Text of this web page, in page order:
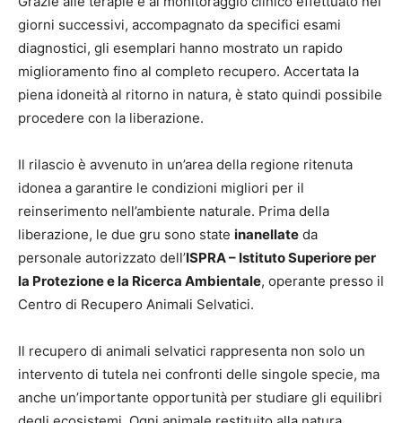
giorni successivi, accompagnato da specifici esami
diagnostici, gli esemplari hanno mostrato un rapido
miglioramento fino al completo recupero. Accertata la
piena idoneità al ritorno in natura, è stato quindi possibile
procedere con la liberazione.
Il rilascio è avvenuto in un’area della regione ritenuta
idonea a garantire le condizioni migliori per il
reinserimento nell’ambiente naturale. Prima della
liberazione, le due gru sono state inanellate da
personale autorizzato dell’ISPRA – Istituto Superiore per
la Protezione e la Ricerca Ambientale, operante presso il
Centro di Recupero Animali Selvatici.
Il recupero di animali selvatici rappresenta non solo un
intervento di tutela nei confronti delle singole specie, ma
anche un’importante opportunità per studiare gli equilibri